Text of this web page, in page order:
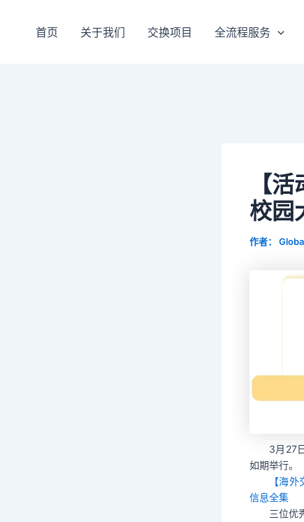
首页 关于我们 交换项目 全流程服务
【
校园
作者：
3月27
如期举行。
【海
信息全集
三位优